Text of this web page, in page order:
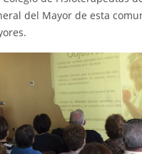
del Mayor de esta